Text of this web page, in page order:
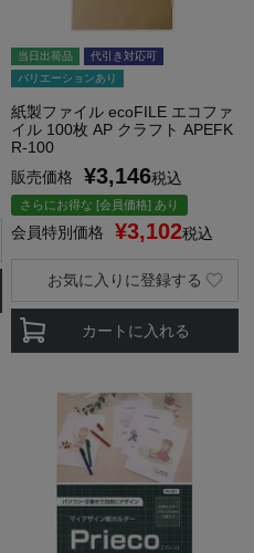
当日出荷品
代引き対応可
バリエーションあり
紙製ファイル ecoFILE エコファ
イル 100枚 AP クラフト APEFK
R-100
販売価格
¥3,146税込
さらにお得な [会員価格] あり
会員特別価格 ¥3,102税込
カートに入れる
お気に入りに登録する